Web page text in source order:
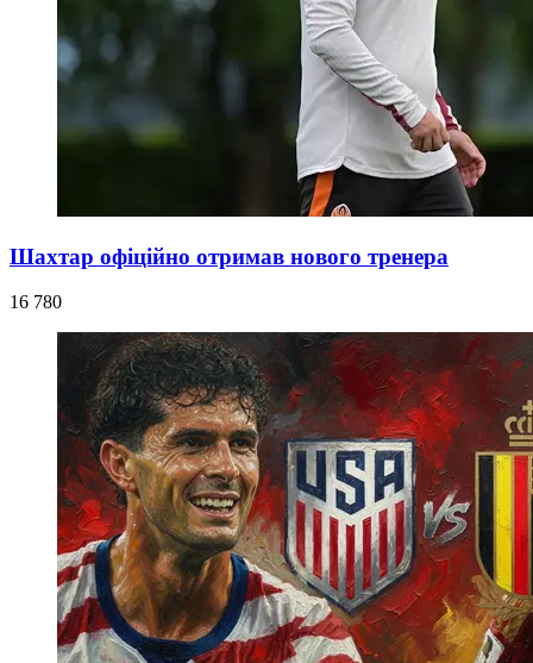
Шахтар офіційно отримав нового тренера
16 780